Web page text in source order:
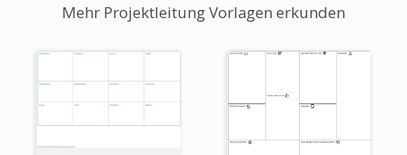
Mehr Projektleitung Vorlagen erkunden